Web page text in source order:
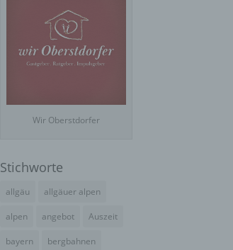
Wir Oberstdorfer
Stichworte
allgäu allgäuer alpen
alpen angebot Auszeit
bayern bergbahnen